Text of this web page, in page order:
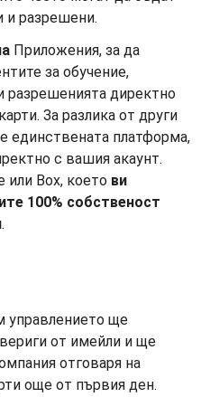
и разрешени.
Приложения, за да
за обучение,
разрешенията директно
За разлика от други
единствената платформа,
с вашия акаунт.
или Box, което ви
100% собственост
.
управлението ще
от имейли и ще
отговаря на
още от първия ден.